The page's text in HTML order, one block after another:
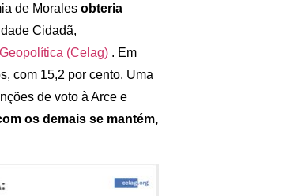
de Morales obteria
Cidadã,
(Celag) . Em
com 15,2 por cento. Uma
de voto à Arce e
os demais se mantém,